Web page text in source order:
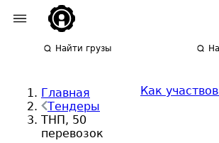
Найти грузы
Главная
Тендеры
ТНП, 50
перевозок
Как